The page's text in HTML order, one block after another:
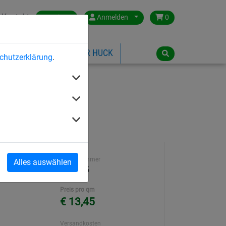
.
Alles auswählen
Kontakt Austria Anmelden 0
ÜBER HUCK
hochfest,
Artikelnummer
212-045
Preis pro qm
€ 13,45
Versandkosten